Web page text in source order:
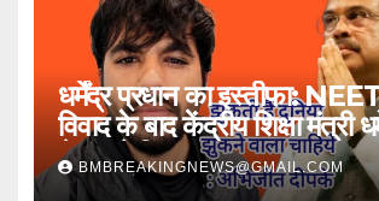
धर्मेंद्र प्रधान का इस्तीफा:
विवाद के बाद केंद्रीय शिक्षा मंत्री
ने पद से दिया त्यागपत्र
BMBREAKINGNEWS@GMAIL.COM